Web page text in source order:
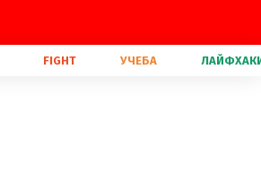
FIGHT УЧЕБА